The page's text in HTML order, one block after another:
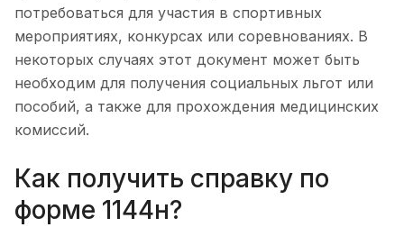
потребоваться для участия в спортивных
мероприятиях, конкурсах или соревнованиях. В
некоторых случаях этот документ может быть
необходим для получения социальных льгот или
пособий, а также для прохождения медицинских
комиссий.
Как получить справку по
форме 1144н?